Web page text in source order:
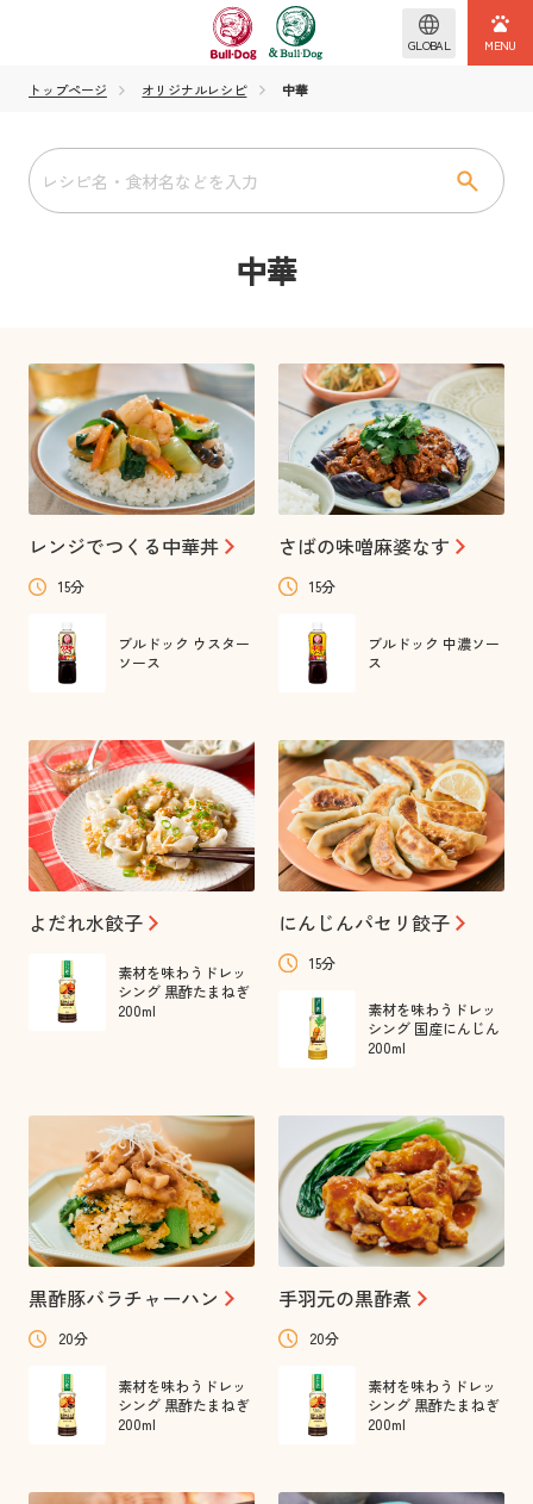
GLOBAL
トップページ オリジナルレシピ 中華
中華
レンジでつくる中華丼
15分
ブルドック ウスター
ソース
さばの味噌麻婆なす
15分
ブルドック 中濃ソー
ス
よだれ水餃子
素材を味わうドレッ
シング 黒酢たまねぎ
200ml
にんじんパセリ餃子
15分
素材を味わうドレッ
シング 国産にんじん
200ml
黒酢豚バラチャーハン
20分
素材を味わうドレッ
シング 黒酢たまねぎ
200ml
手羽元の黒酢煮
20分
素材を味わうドレッ
シング 黒酢たまねぎ
200ml